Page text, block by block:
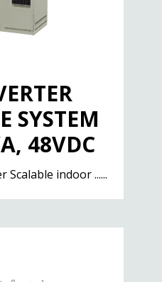
SYSTEM
48VDC
Scalable indoor ......